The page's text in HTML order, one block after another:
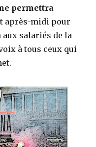
permettra
après-midi pour
salariés de la
à tous ceux qui